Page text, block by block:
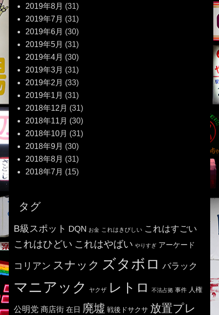
2019年8月 (31)
2019年7月 (31)
2019年6月 (30)
2019年5月 (31)
2019年4月 (30)
2019年3月 (31)
2019年2月 (33)
2019年1月 (31)
2018年12月 (31)
2018年11月 (30)
2018年10月 (31)
2018年9月 (30)
2018年8月 (31)
2018年7月 (15)
タグ
B級スポット DQN お金 これはきびしい これはすごい
これはひどい これはやばい やりすぎ アーケード
コリアン スナック ズタボロ バラック
マニアック ヤクザ レトロ 不法占拠 事件 人権
公明党 商店街 在日 廃墟 戦後ドサクサ 放置プレ